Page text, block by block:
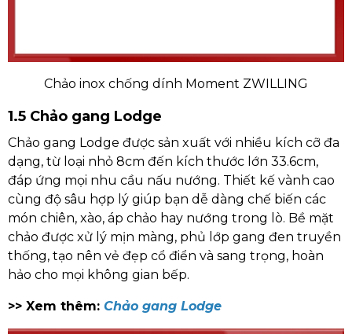
Chảo inox chống dính Moment ZWILLING
1.5 Chảo gang Lodge
Chảo gang Lodge được sản xuất với nhiều kích cỡ đa
dạng, từ loại nhỏ 8cm đến kích thước lớn 33.6cm,
đáp ứng mọi nhu cầu nấu nướng. Thiết kế vành cao
cùng độ sâu hợp lý giúp bạn dễ dàng chế biến các
món chiên, xào, áp chảo hay nướng trong lò. Bề mặt
chảo được xử lý mịn màng, phủ lớp gang đen truyền
thống, tạo nên vẻ đẹp cổ điển và sang trọng, hoàn
hảo cho mọi không gian bếp.
>> Xem thêm: Chảo gang Lodge